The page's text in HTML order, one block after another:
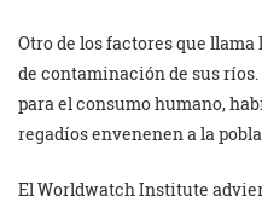
Otro de los factores que
de contaminación de sus ríos.
para el consumo humano,
regadíos envenenen a la
El Worldwatch Institute